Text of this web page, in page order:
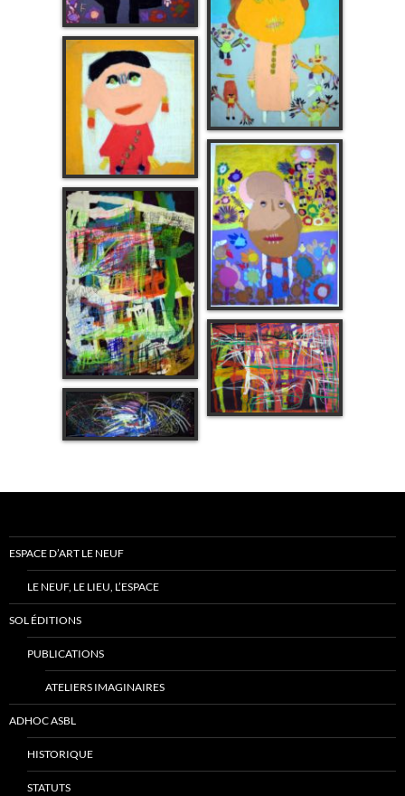
ESPACE D’ART LE NEUF
LE NEUF, LE LIEU, L’ESPACE
SOL ÉDITIONS
PUBLICATIONS
ATELIERS IMAGINAIRES
ADHOC ASBL
HISTORIQUE
STATUTS